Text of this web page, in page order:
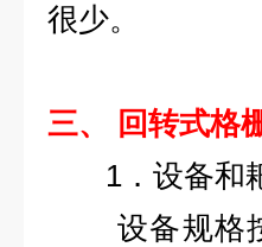
很少。
三、 回转式格
1．设备和
设备规格